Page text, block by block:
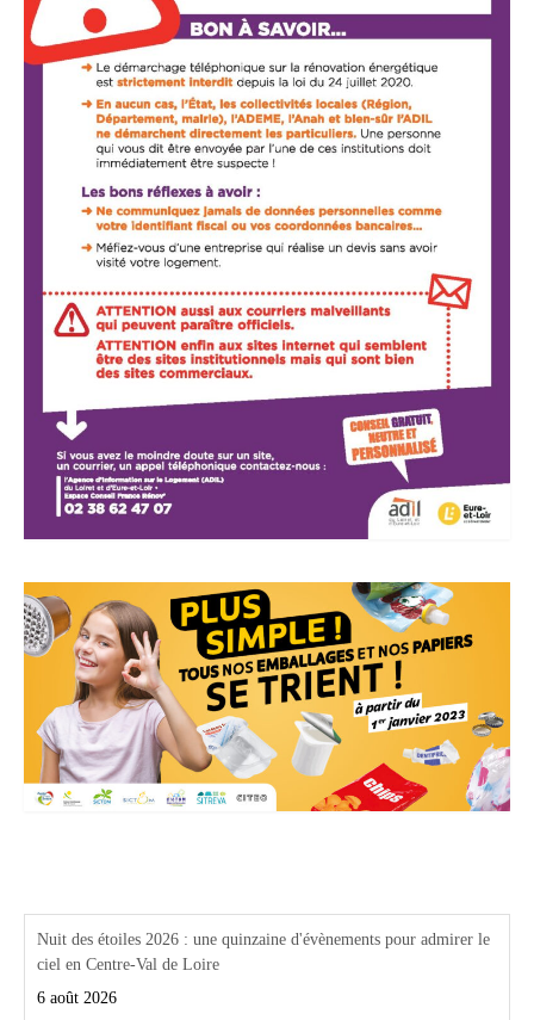
Nuit des étoiles 2026 : une quinzaine d'évènements pour admirer le
ciel en Centre-Val de Loire
6 août 2026